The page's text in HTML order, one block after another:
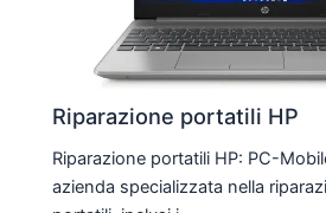
Riparazione portatili HP
Riparazione portatili HP: PC-
azienda specializzata nella